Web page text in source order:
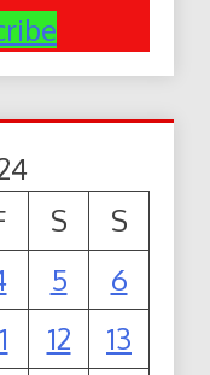
S
S
5
6
12 13